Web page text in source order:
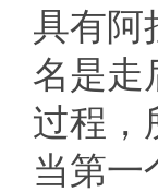
具有阿
名是走
过程，
当第一